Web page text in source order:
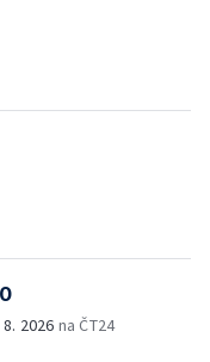
8. 2026 na ČT24